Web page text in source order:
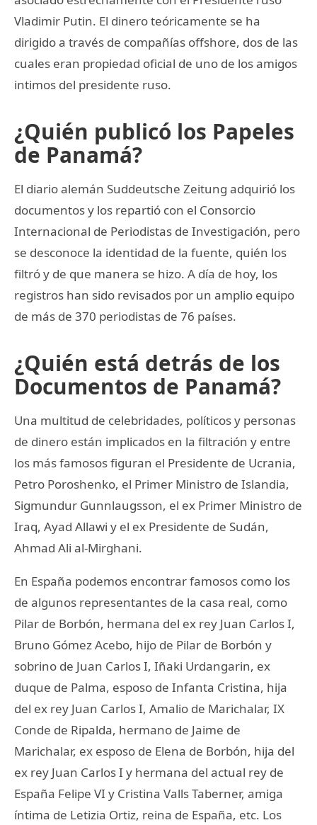
Vladimir Putin. El dinero teóricamente se ha
dirigido a través de compañías offshore, dos de las
cuales eran propiedad oficial de uno de los amigos
intimos del presidente ruso.
¿Quién publicó los Papeles
de Panamá?
El diario alemán Suddeutsche Zeitung adquirió los
documentos y los repartió con el Consorcio
Internacional de Periodistas de Investigación, pero
se desconoce la identidad de la fuente, quién los
filtró y de que manera se hizo. A día de hoy, los
registros han sido revisados por un amplio equipo
de más de 370 periodistas de 76 países.
¿Quién está detrás de los
Documentos de Panamá?
Una multitud de celebridades, políticos y personas
de dinero están implicados en la filtración y entre
los más famosos figuran el Presidente de Ucrania,
Petro Poroshenko, el Primer Ministro de Islandia,
Sigmundur Gunnlaugsson, el ex Primer Ministro de
Iraq, Ayad Allawi y el ex Presidente de Sudán,
Ahmad Ali al-Mirghani.
En España podemos encontrar famosos como los
de algunos representantes de la casa real, como
Pilar de Borbón, hermana del ex rey Juan Carlos I,
Bruno Gómez Acebo, hijo de Pilar de Borbón y
sobrino de Juan Carlos I, Iñaki Urdangarin, ex
duque de Palma, esposo de Infanta Cristina, hija
del ex rey Juan Carlos I, Amalio de Marichalar, IX
Conde de Ripalda, hermano de Jaime de
Marichalar, ex esposo de Elena de Borbón, hija del
ex rey Juan Carlos I y hermana del actual rey de
España Felipe VI y Cristina Valls Taberner, amiga
íntima de Letizia Ortiz, reina de España, etc. Los